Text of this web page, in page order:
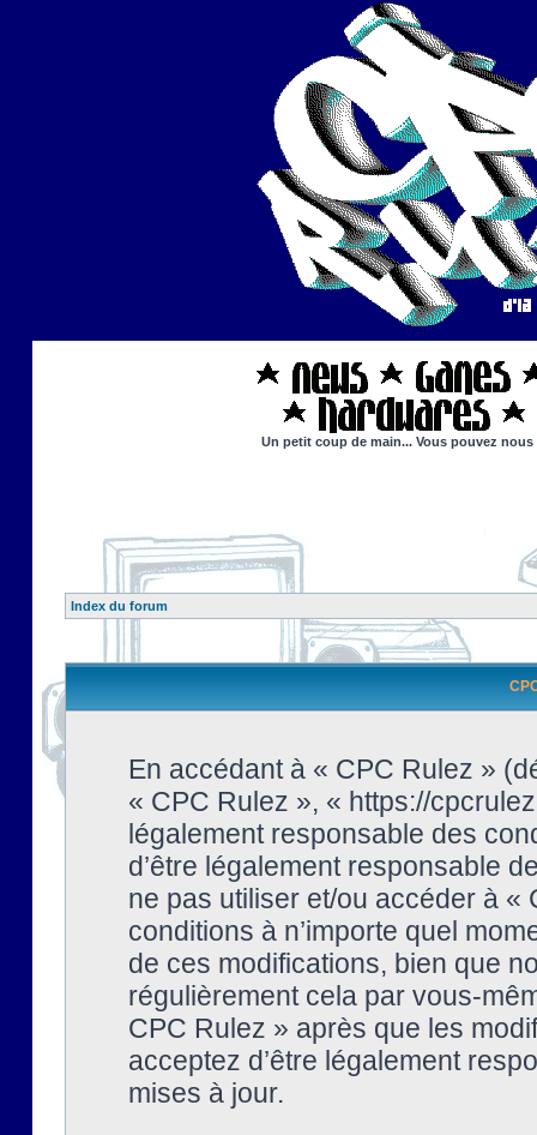
Un petit coup de main... Vous pouvez
Index du forum
En accédant à « CPC Rulez »
« CPC Rulez », « https://
légalement responsable des
d’être légalement responsable
ne pas utiliser et/ou accéder à
conditions à n’importe quel
de ces modifications, bien que
régulièrement cela par vous-
CPC Rulez » après que les
acceptez d’être légalement
mises à jour.